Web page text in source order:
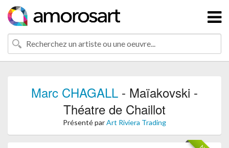
Marc CHAGALL - Maïakovski -
Théatre de Chaillot
Présenté parArt Riviera Trading